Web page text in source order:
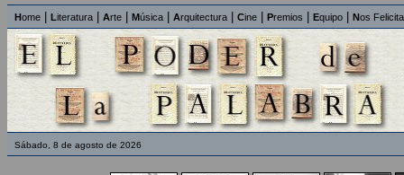
Home Literatura Arte Música Arquitectura Cine Premios Equipo Nos
Sábado, 8 de agosto de 2026